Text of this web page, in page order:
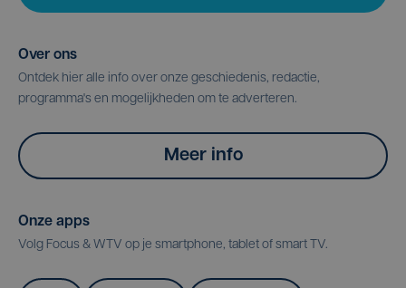
Over ons
Ontdek hier alle info over onze geschiedenis, redactie,
programma's en mogelijkheden om te adverteren.
Meer info
Onze apps
Volg Focus & WTV op je smartphone, tablet of smart TV.